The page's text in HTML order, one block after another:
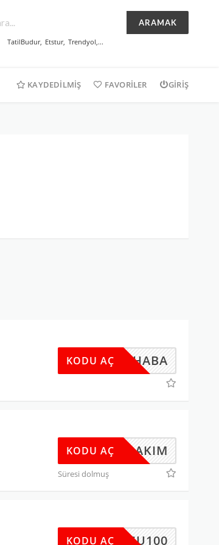
ARAMAK
TatilBudur, Etstur, Trendyol,...
KAYDEDILMIŞ FAVORILER GIRIŞ
MERHABA
KODU AÇ
BAKIM
KODU AÇ
Süresi dolmuş
SU100
KODU AÇ